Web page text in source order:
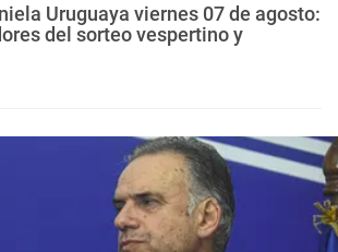
Uruguaya viernes 07 de agosto:
del sorteo vespertino y